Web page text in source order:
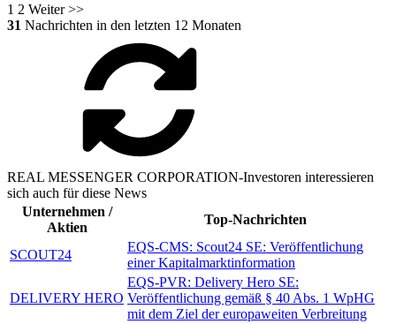
1 2 Weiter >>
31 Nachrichten in den letzten 12 Monaten
REAL MESSENGER CORPORATION-Investoren interessieren
sich auch für diese News
Unternehmen /
Aktien
Top-Nachrichten
SCOUT24
EQS-CMS: Scout24 SE: Veröffentlichung
einer Kapitalmarktinformation
DELIVERY HERO
EQS-PVR: Delivery Hero SE:
Veröffentlichung gemäß § 40 Abs. 1 WpHG
mit dem Ziel der europaweiten Verbreitung